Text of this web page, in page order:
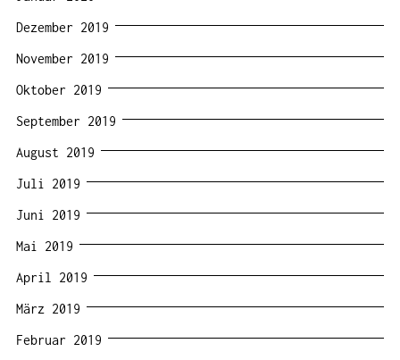
Dezember 2019
November 2019
Oktober 2019
September 2019
August 2019
Juli 2019
Juni 2019
Mai 2019
April 2019
März 2019
Februar 2019